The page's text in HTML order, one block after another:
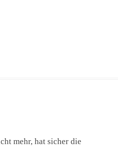
mehr, hat sicher die